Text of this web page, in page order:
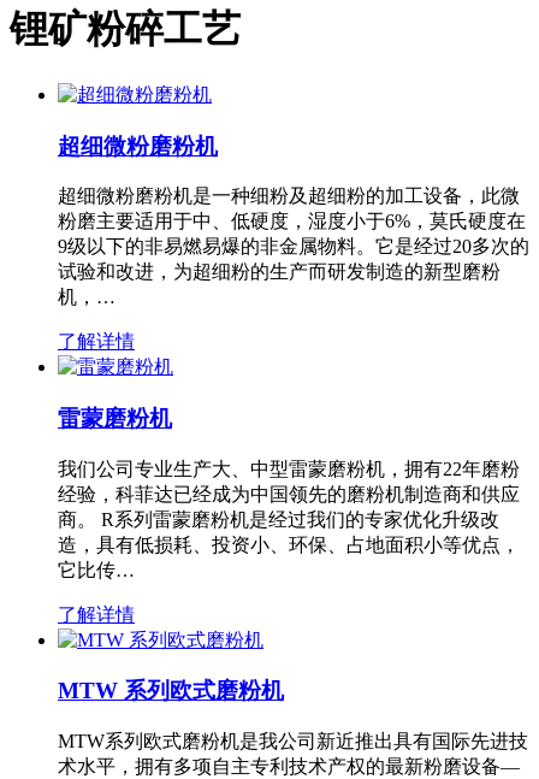
锂矿粉碎工艺
超细微粉磨粉机
超细微粉磨粉机是一种细粉及超细粉的加工设备，此微
粉磨主要适用于中、低硬度，湿度小于6%，莫氏硬度在
9级以下的非易燃易爆的非金属物料。它是经过20多次的
试验和改进，为超细粉的生产而研发制造的新型磨粉
机，…
了解详情
雷蒙磨粉机
我们公司专业生产大、中型雷蒙磨粉机，拥有22年磨粉
经验，科菲达已经成为中国领先的磨粉机制造商和供应
商。 R系列雷蒙磨粉机是经过我们的专家优化升级改
造，具有低损耗、投资小、环保、占地面积小等优点，
它比传…
了解详情
MTW 系列欧式磨粉机
MTW系列欧式磨粉机是我公司新近推出具有国际先进技
术水平，拥有多项自主专利技术产权的最新粉磨设备—